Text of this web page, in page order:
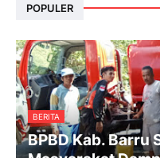
POPULER
BERITA
BPBD Kab. Barru